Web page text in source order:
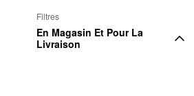
Filtres
En Magasin Et Pour La
Livraison